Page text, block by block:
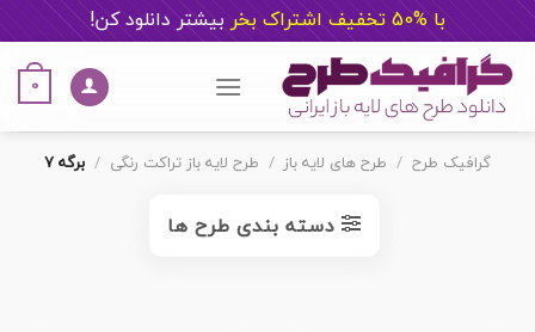
با %50 تخفیف اشتراک بخر بیشتر دانلود کن!
content
0
گرافیک طرح / طرح های لایه باز / طرح لایه باز تراکت رنگی / برگه 7
دسته بندی طرح ها